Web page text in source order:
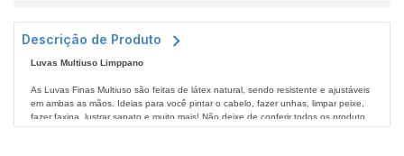
Descrição de Produto
Luvas Multiuso Limppano
As Luvas Finas Multiuso são feitas de látex natural, sendo resistente e ajustáveis
em ambas as mãos. Ideias para você pintar o cabelo, fazer unhas, limpar peixe,
fazer faxina, lustrar sapato e muito mais! Não deixe de conferir todos os produtos
Limppano nasFarmácias Nissei.